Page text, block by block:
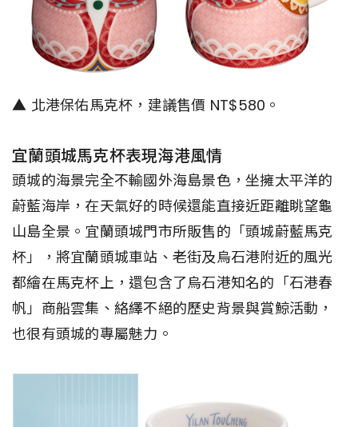
▲ 北港保佑馬克杯，建議售價 NT$580。
宜蘭頭城馬克杯表現海港風情
頭城的海景完全不輸國外海島景色，坐擁太平洋的
蔚藍海岸，在天氣好的時候還能直接近距離眺望龜
山島全景。宜蘭頭城門市所販售的「頭城蔚藍馬克
杯」，將宜蘭頭城車站、老街及烏石港附近的風光
都繪在馬克杯上，還包含了烏石港知名的「石港春
帆」商船雲集、絡繹不絕的歷史背景與賞鯨活動，
也很有頭城的專屬魅力。